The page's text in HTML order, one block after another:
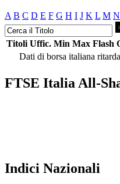
A B C D E F G H I J K L M N
Titoli Uffic. Min Max Flash
Dati di borsa italiana
FTSE Italia All-
Indici Nazionali